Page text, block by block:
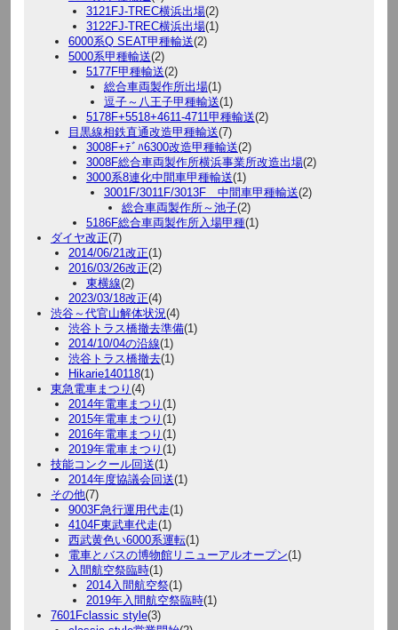
3121FJ-TREC横浜出場(2)
3122FJ-TREC横浜出場(1)
6000系Q SEAT甲種輸送(2)
5000系甲種輸送(2)
5177F甲種輸送(2)
総合車両製作所出場(1)
逗子～八王子甲種輸送(1)
5178F+5518+4611-4711甲種輸送(2)
目黒線相鉄直通改造甲種輸送(7)
3008F+ﾃﾞﾊ6300改造甲種輸送(2)
3008F総合車両製作所横浜事業所改造出場(2)
3000系8連化中間車甲種輸送(1)
3001F/3011F/3013F 中間車甲種輸送(2)
総合車両製作所～池子(2)
5186F総合車両製作所入場甲種(1)
ダイヤ改正(7)
2014/06/21改正(1)
2016/03/26改正(2)
東横線(2)
2023/03/18改正(4)
渋谷～代官山解体状況(4)
渋谷トラス橋撤去準備(1)
2014/10/04の沿線(1)
渋谷トラス橋撤去(1)
Hikarie140118(1)
東急電車まつり (4)
2014年電車まつり (1)
2015年電車まつり (1)
2016年電車まつり (1)
2019年電車まつり (1)
技能コンクール回送(1)
2014年度協議会回送(1)
その他(7)
9003F急行運用代走(1)
4104F東武車代走(1)
西武黄色い6000系運転(1)
電車とバスの博物館リニューアルオープン(1)
入間航空祭臨時(1)
2014入間航空祭(1)
2019年入間航空祭臨時(1)
7601Fclassic style(3)